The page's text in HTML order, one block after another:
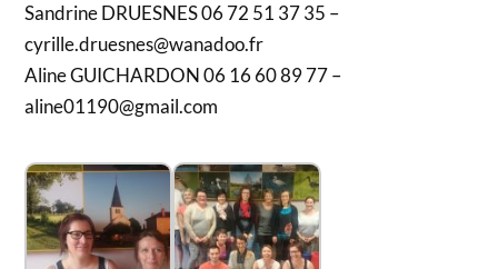
Sandrine DRUESNES 06 72 51 37 35 –
cyrille.druesnes@wanadoo.fr
Aline GUICHARDON 06 16 60 89 77 –
aline01190@gmail.com